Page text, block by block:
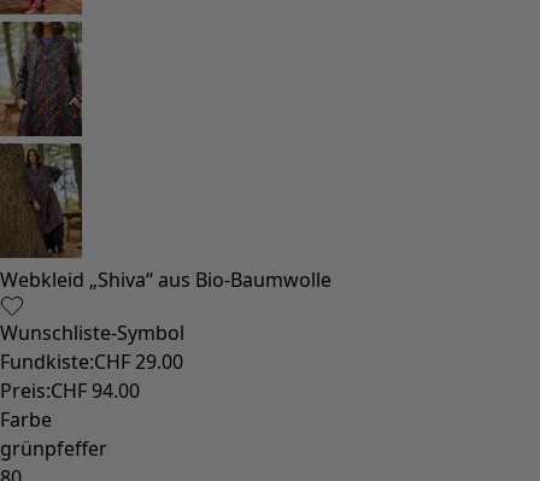
Strand- und Bademode
Partymode
Kollektionen
Der Kimono im Fokus
Monsoon
Weite Felder